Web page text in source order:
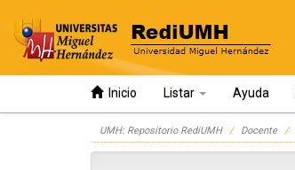
Inicio Listar Ayuda
UMH: Repositorio RediUMH Docente